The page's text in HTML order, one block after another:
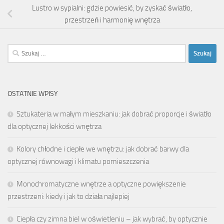
Lustro w sypialni: gdzie powiesić, by zyskać światło,
przestrzeń i harmonię wnętrza
Szukaj:
OSTATNIE WPISY
Sztukateria w małym mieszkaniu: jak dobrać proporcje i światło
dla optycznej lekkości wnętrza
Kolory chłodne i ciepłe we wnętrzu: jak dobrać barwy dla
optycznej równowagi i klimatu pomieszczenia
Monochromatyczne wnętrze a optyczne powiększenie
przestrzeni: kiedy i jak to działa najlepiej
Ciepła czy zimna biel w oświetleniu – jak wybrać, by optycznie